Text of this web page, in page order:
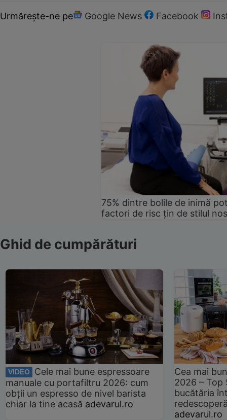
Urmărește-ne pe Google News Facebook
75% dintre bolile de inimă
factori de risc țin de stilul
Ghid de cumpărături
VIDEO
Cele mai bune espressoare
manuale cu portafiltru 2026: cum
obții un espresso de nivel barista
chiar la tine acasă adevarul.ro
Cea mai
2026 –
bucătăria
adevarul.ro